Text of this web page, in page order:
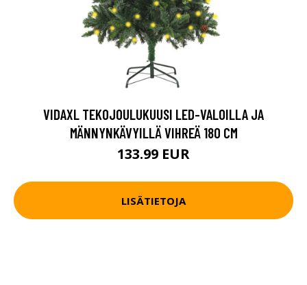
VIDAXL TEKOJOULUKUUSI LED-VALOILLA JA
MÄNNYNKÄVYILLÄ VIHREÄ 180 CM
133.99 EUR
LISÄTIETOJA